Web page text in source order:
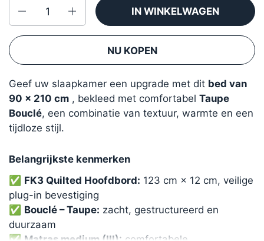
IN WINKELWAGEN
NU KOPEN
Geef uw slaapkamer een upgrade met dit bed van
90 x 210 cm , bekleed met comfortabel Taupe
Bouclé, een combinatie van textuur, warmte en een
tijdloze stijl.
Belangrijkste kenmerken
✅ FK3 Quilted Hoofdbord: 123 cm × 12 cm, veilige
plug-in bevestiging
✅ Bouclé – Taupe: zacht, gestructureerd en
duurzaam